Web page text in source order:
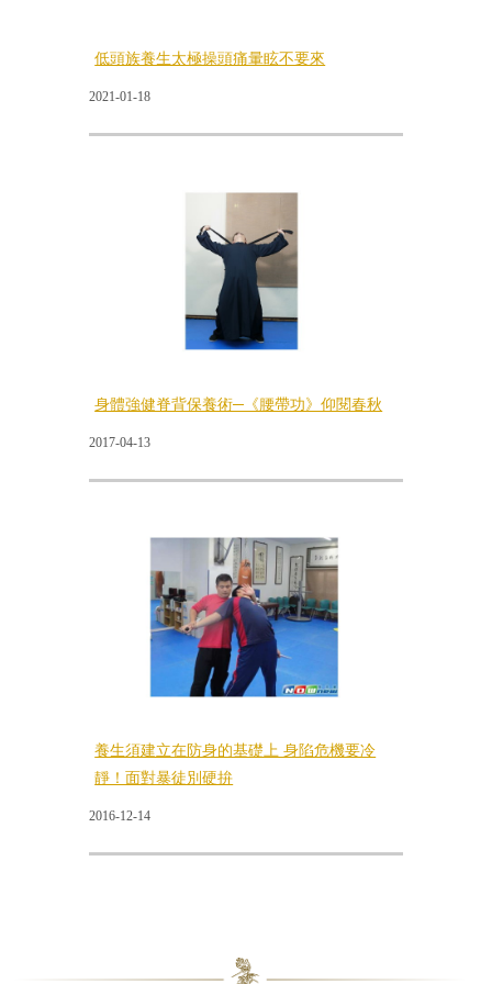
低頭族養生太極操頭痛暈眩不要來
2021-01-18
身體強健脊背保養術─《腰帶功》仰閱春秋
2017-04-13
養生須建立在防身的基礎上 身陷危機要冷
靜！面對暴徒別硬拚
2016-12-14